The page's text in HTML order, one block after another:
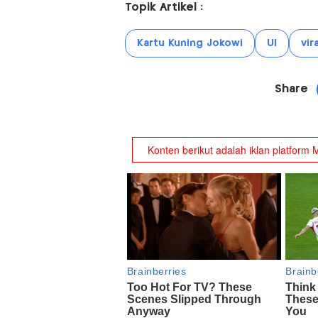
Topik Artikel :
Kartu Kuning Jokowi UI
Share